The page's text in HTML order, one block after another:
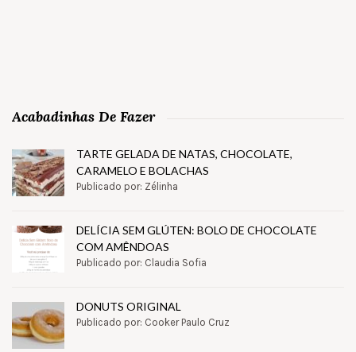
Acabadinhas De Fazer
TARTE GELADA DE NATAS, CHOCOLATE,
CARAMELO E BOLACHAS
Publicado por: Zélinha
DELÍCIA SEM GLÚTEN: BOLO DE CHOCOLATE
COM AMÊNDOAS
Publicado por: Claudia Sofia
DONUTS ORIGINAL
Publicado por: Cooker Paulo Cruz